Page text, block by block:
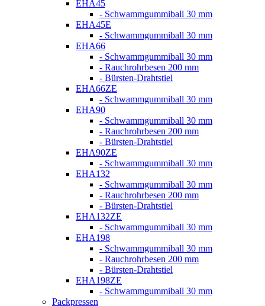
EHA45
- Schwammgummiball 30 mm
EHA45E
- Schwammgummiball 30 mm
EHA66
- Schwammgummiball 30 mm
- Rauchrohrbesen 200 mm
- Bürsten-Drahtstiel
EHA66ZE
- Schwammgummiball 30 mm
EHA90
- Schwammgummiball 30 mm
- Rauchrohrbesen 200 mm
- Bürsten-Drahtstiel
EHA90ZE
- Schwammgummiball 30 mm
EHA132
- Schwammgummiball 30 mm
- Rauchrohrbesen 200 mm
- Bürsten-Drahtstiel
EHA132ZE
- Schwammgummiball 30 mm
EHA198
- Schwammgummiball 30 mm
- Rauchrohrbesen 200 mm
- Bürsten-Drahtstiel
EHA198ZE
- Schwammgummiball 30 mm
Packpressen